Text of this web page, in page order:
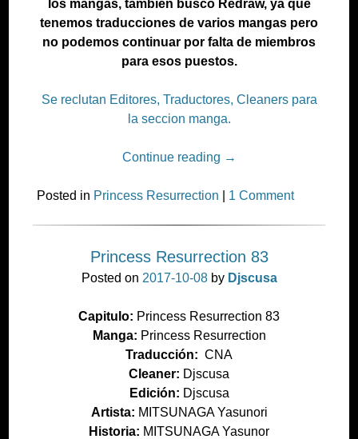
los mangas, también busco Redraw, ya que
tenemos traducciones de varios mangas pero
no podemos continuar por falta de miembros
para esos puestos.
Se reclutan Editores, Traductores, Cleaners para
la seccion manga.
Continue reading →
Posted in Princess Resurrection 1 Comment
Princess Resurrection 83
Posted on 2017-10-08by Djscusa
Capitulo: Princess Resurrection 83
Manga: Princess Resurrection
Traducción: CNA
Cleaner: Djscusa
Edición: Djscusa
Artista: MITSUNAGA Yasunori
Historia: MITSUNAGA Yasunor